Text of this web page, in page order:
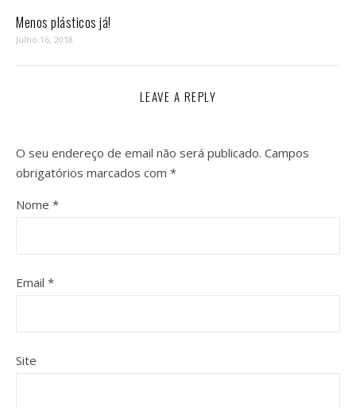
Menos plásticos já!
Julho 16, 2018
LEAVE A REPLY
O seu endereço de email não será publicado. Campos
obrigatórios marcados com *
Nome *
Email *
Site